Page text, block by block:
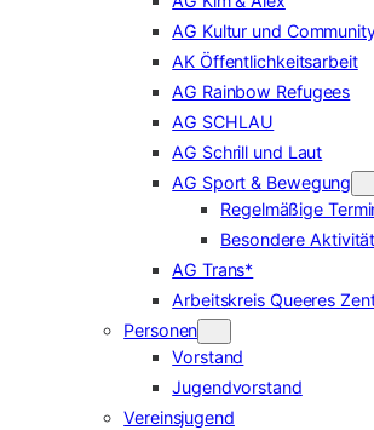
AG Kultur und
AK Öffentlichkeitsarbeit
AG Rainbow Refugees
AG SCHLAU
AG Schrill und Laut
AG Sport & Bewegung
Regelmäßige
Besondere
AG Trans*
Arbeitskreis Queeres
Personen
Vorstand
Jugendvorstand
Vereinsjugend